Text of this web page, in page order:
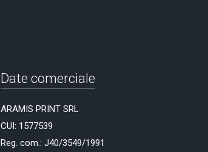
Date comerciale
ARAMIS PRINT SRL
CUI: 1577539
Reg. com.: J40/3549/1991